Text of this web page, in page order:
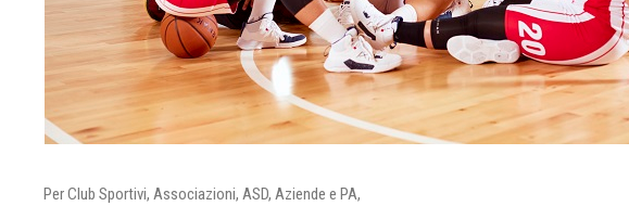
Per Club Sportivi, Associazioni, ASD, Aziende e PA,